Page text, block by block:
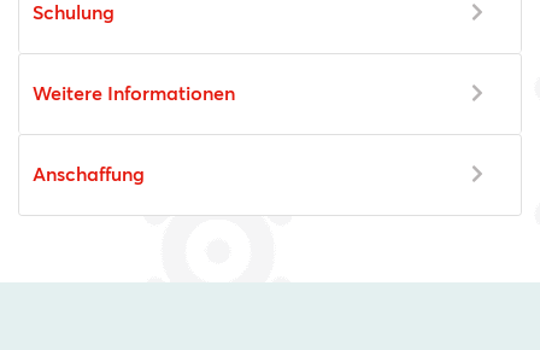
Schulung
Weitere Informationen
Anschaffung